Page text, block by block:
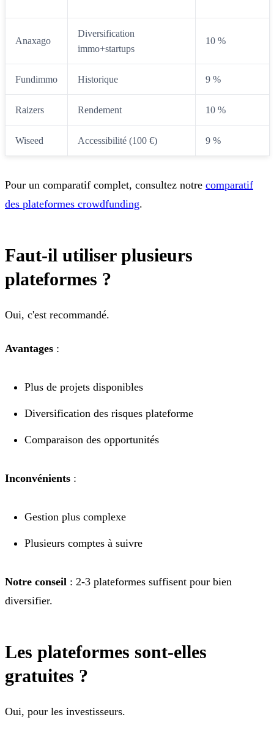
Anaxago
Diversification
immo+startups
10 %
Fundimmo Historique 9 %
Raizers Rendement 10 %
Wiseed Accessibilité (100 €) 9 %
Pour un comparatif complet, consultez notre comparatif
des plateformes crowdfunding.
Faut-il utiliser plusieurs
plateformes ?
Oui, c'est recommandé.
Avantages :
Plus de projets disponibles
Diversification des risques plateforme
Comparaison des opportunités
Inconvénients :
Gestion plus complexe
Plusieurs comptes à suivre
Notre conseil : 2-3 plateformes suffisent pour bien
diversifier.
Les plateformes sont-elles
gratuites ?
Oui, pour les investisseurs.